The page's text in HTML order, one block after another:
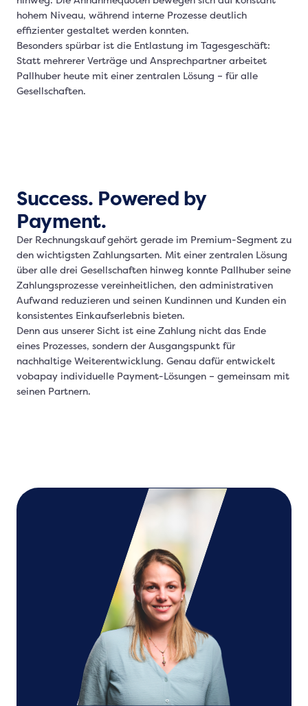
hohem Niveau, während interne Prozesse deutlich
effizienter gestaltet werden konnten.
Besonders spürbar ist die Entlastung im Tagesgeschäft:
Statt mehrerer Verträge und Ansprechpartner arbeitet
Pallhuber heute mit einer zentralen Lösung – für alle
Gesellschaften.
Success. Powered by
Payment.
Der Rechnungskauf gehört gerade im Premium-Segment zu
den wichtigsten Zahlungsarten. Mit einer zentralen Lösung
über alle drei Gesellschaften hinweg konnte Pallhuber seine
Zahlungsprozesse vereinheitlichen, den administrativen
Aufwand reduzieren und seinen Kundinnen und Kunden ein
konsistentes Einkaufserlebnis bieten.
Denn aus unserer Sicht ist eine Zahlung nicht das Ende
eines Prozesses, sondern der Ausgangspunkt für
nachhaltige Weiterentwicklung. Genau dafür entwickelt
vobapay individuelle Payment-Lösungen – gemeinsam mit
seinen Partnern.